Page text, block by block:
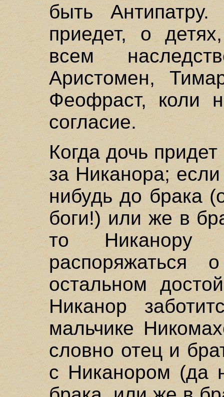
быть
приедет, о
всем
Аристомен,
Феофраст, коли
согласие.
Когда дочь
за Никанора;
нибудь до брака
боги!) или же в
то Никанору
остальном
Никанор
мальчике
словно отец и
с Никанором (да